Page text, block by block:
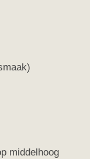
middelhoog